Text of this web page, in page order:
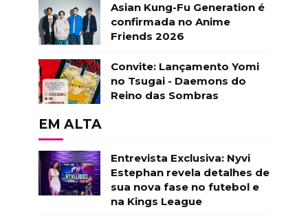
Asian Kung-Fu Generation é
confirmada no Anime
Friends 2026
Convite: Lançamento Yomi
no Tsugai - Daemons do
Reino das Sombras
EM ALTA
Entrevista Exclusiva: Nyvi
Estephan revela detalhes de
sua nova fase no futebol e
na Kings League